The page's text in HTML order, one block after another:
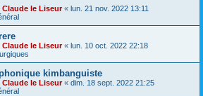
Claude le Liseur« lun. 21 nov. 2022 13:11
Claude le Liseur« lun. 10 oct. 2022 22:18
kimbanguiste
Claude le Liseur« dim. 18 sept. 2022 21:25